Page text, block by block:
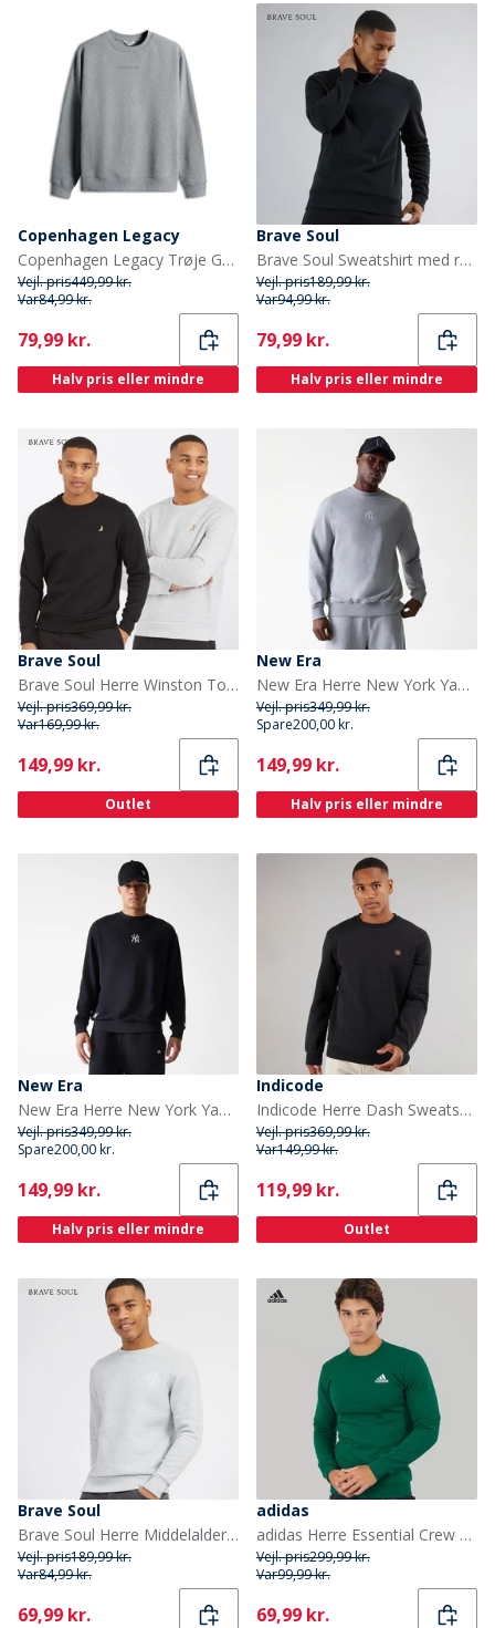
Copenhagen Legacy
Copenhagen Legacy Trøje Grå Melange
Vejl. pris449,99 kr.
Var84,99 kr.
Current
79,99 kr.
Halv pris eller mindre
Brave Soul
Brave Soul Sweatshirt med rund hals i sort til herre
Vejl. pris189,99 kr.
Var94,99 kr.
Current
79,99 kr.
Halv pris eller mindre
Brave Soul
Brave Soul Herre Winston To-pakke Trøjer Sort/Grå
Vejl. pris369,99 kr.
Var169,99 kr.
Current
149,99 kr.
Outlet
New Era
New Era Herre New York Yankees Sweatshirt Grey Med
Vejl. pris349,99 kr.
Spare200,00 kr.
Current
149,99 kr.
Halv pris eller mindre
New Era
New Era Herre New York Yankees Sweatshirt Sort
Vejl. pris349,99 kr.
Spare200,00 kr.
Current
149,99 kr.
Halv pris eller mindre
Indicode
Indicode Herre Dash Sweatshirt Sort
Vejl. pris369,99 kr.
Var149,99 kr.
Current
119,99 kr.
Outlet
Brave Soul
Brave Soul Herre Middelalder Crew Neck Sweatshirt Lysegrå Melange/Hvid
Vejl. pris189,99 kr.
Var84,99 kr.
Current
69,99 kr.
adidas
adidas Herre Essential Crew Sweatshirt Collegiate Green
Vejl. pris299,99 kr.
Var99,99 kr.
Current
69,99 kr.